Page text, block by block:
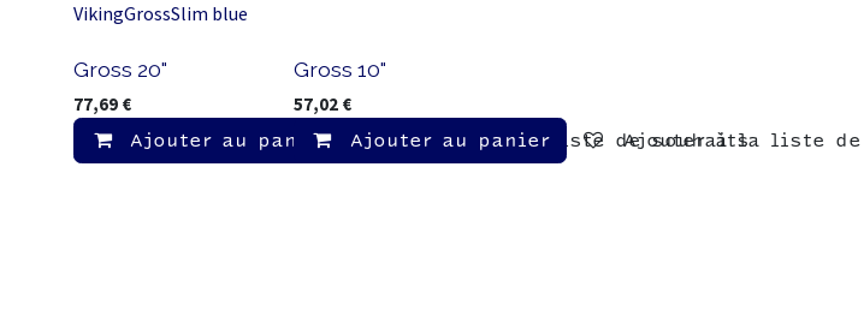
VikingGrossSlim blue
Gross 20"
77,69 €
Ajouter au panier Ajouter à la liste de souhaits
Gross 10"
57,02€
Ajouter au panier Ajouter à la liste de